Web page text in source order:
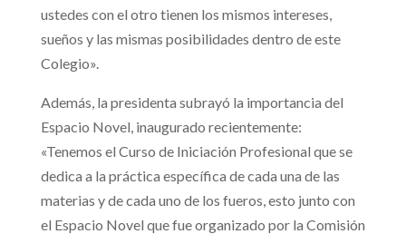
ustedes con el otro tienen los mismos intereses,
sueños y las mismas posibilidades dentro de este
Colegio».
Además, la presidenta subrayó la importancia del
Espacio Novel, inaugurado recientemente:
«Tenemos el Curso de Iniciación Profesional que se
dedica a la práctica específica de cada una de las
materias y de cada uno de los fueros, esto junto con
el Espacio Novel que fue organizado por la Comisión